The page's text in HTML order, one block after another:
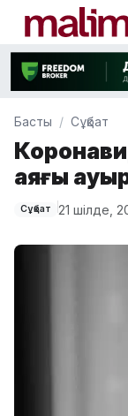
Басты Сұқбат
аяғы
Сұқбат 21 шілде,